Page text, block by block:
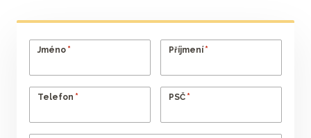
Jméno * Příjmení *
Telefon * PSČ *